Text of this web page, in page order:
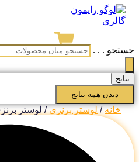
. . .
دیدن همه نتایج
خانه/لوستر برنزی/ لوستر برنزی 12 شعله لاله کد B12174